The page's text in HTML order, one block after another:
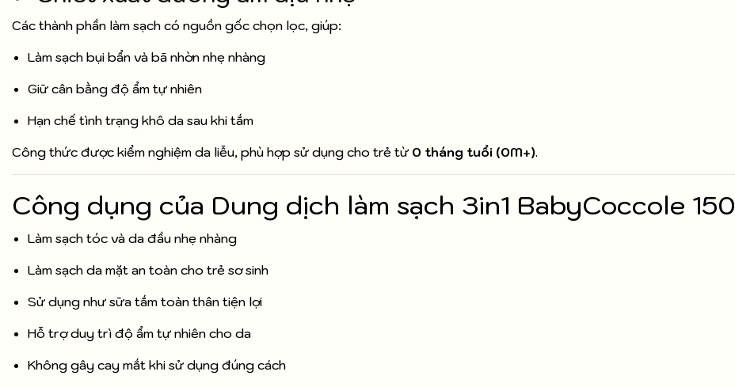
Các thành phần làm sạch có nguồn gốc chọn lọc, giúp:
Làm sạch bụi bẩn và bã nhờn nhẹ nhàng
Giữ cân bằng độ ẩm tự nhiên
Hạn chế tình trạng khô da sau khi tắm
Công thức được kiểm nghiệm da liễu, phù hợp sử dụng cho trẻ từ 0 tháng tuổi (0M+).
Công dụng của Dung dịch làm sạch 3in1 BabyCoccole
Làm sạch tóc và da đầu nhẹ nhàng
Làm sạch da mặt an toàn cho trẻ sơ sinh
Sử dụng như sữa tắm toàn thân tiện lợi
Hỗ trợ duy trì độ ẩm tự nhiên cho da
Không gây cay mắt khi sử dụng đúng cách